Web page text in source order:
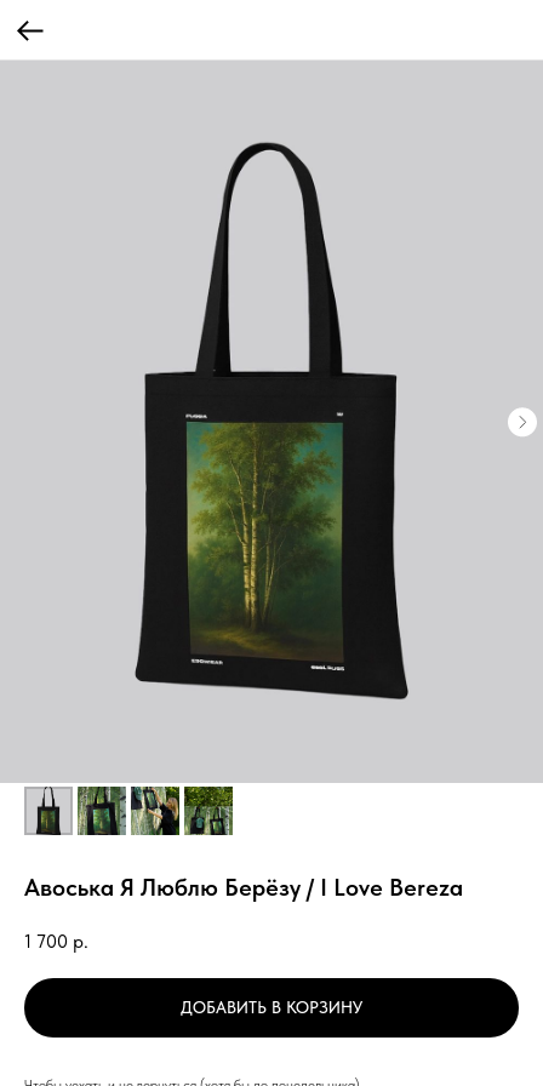
Авоська Я Люблю Берёзу / I Love Bereza
1 700 р.
ДОБАВИТЬ В КОРЗИНУ